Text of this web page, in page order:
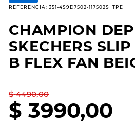
REFERENCIA: 351-4S9D7502-117502S_TPE
CHAMPION
SKECHERS
B FLEX FAN
$ 4490,00
$ 3990,00
1
3.
4.